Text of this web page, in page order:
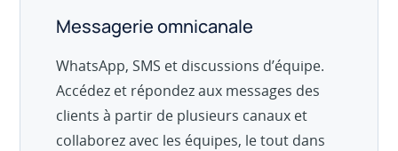
Messagerie omnicanale
WhatsApp, SMS et discussions d’équipe.
Accédez et répondez aux messages des
clients à partir de plusieurs canaux et
collaborez avec les équipes, le tout dans